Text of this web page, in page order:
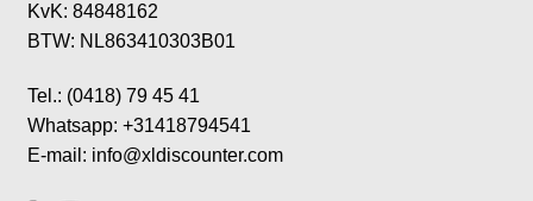
KvK: 84848162
BTW: NL863410303B01
Tel.: (0418) 79 45 41
Whatsapp: +31418794541
E-mail: info@xldiscounter.com